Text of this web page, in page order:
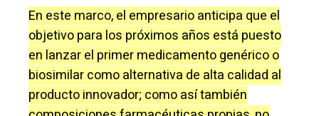
En este marco, el empresario anticipa que el
objetivo para los próximos años está puesto
en lanzar el primer medicamento genérico o
biosimilar como alternativa de alta calidad al
producto innovador; como así también